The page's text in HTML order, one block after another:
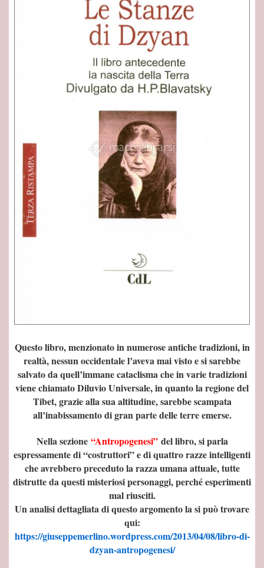
Questo libro, menzionato in numerose antiche tradizioni, in
realtà, nessun occidentale l’aveva mai visto e si sarebbe
salvato da quell’immane cataclisma che in varie tradizioni
viene chiamato Diluvio Universale, in quanto la regione del
Tibet, grazie alla sua altitudine, sarebbe scampata
all’inabissamento di gran parte delle terre emerse.
Nella sezione “Antropogenesi”del libro, si parla
espressamente di “costruttori” e di quattro razze intelligenti
che avrebbero preceduto la razza umana attuale, tutte
distrutte da questi misteriosi personaggi, perché esperimenti
mal riusciti.
Un analisi dettagliata di questo argomento la si può trovare
qui:
https://giuseppemerlino.wordpress.com/2013/04/08/libro-di-
dzyan-antropogenesi/
che c'è da sapere
E FUNZIONI